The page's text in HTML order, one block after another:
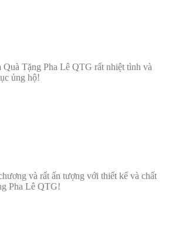
Tặng Pha Lê QTG rất nhiệt tình và
ủng hộ!
và rất ấn tượng với thiết kế và chất
Pha Lê QTG!